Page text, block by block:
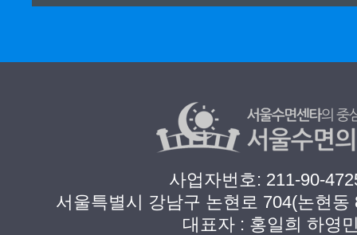
사업자번호: 211-90-
서울특별시 강남구 논현로 704(논현동
대표자 : 홍일희 하영